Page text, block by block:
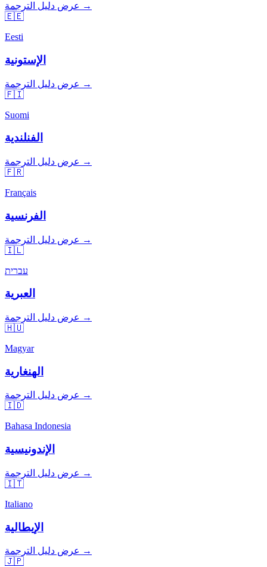
عرض دليل الترجمة →
🇪🇪
Eesti
الإستونية
عرض دليل الترجمة →
🇫🇮
Suomi
الفنلندية
عرض دليل الترجمة →
🇫🇷
Français
الفرنسية
عرض دليل الترجمة →
🇮🇱
עברית
العبرية
عرض دليل الترجمة →
🇭🇺
Magyar
الهنغارية
عرض دليل الترجمة →
🇮🇩
Bahasa Indonesia
الإندونيسية
عرض دليل الترجمة →
🇮🇹
Italiano
الإيطالية
عرض دليل الترجمة →
🇯🇵